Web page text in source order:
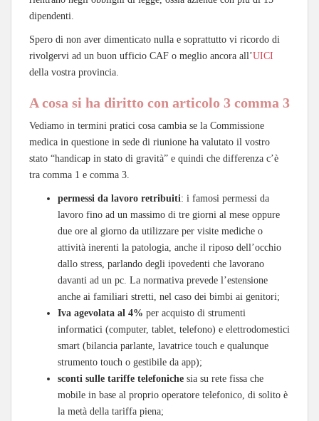
dipendenti.
Spero di non aver dimenticato nulla e soprattutto vi ricordo di
rivolgervi ad un buon ufficio CAF o meglio ancora all’UICI
della vostra provincia.
A cosa si ha diritto con articolo 3 comma 3
Vediamo in termini pratici cosa cambia se la Commissione
medica in questione in sede di riunione ha valutato il vostro
stato “handicap in stato di gravità” e quindi che differenza c’è
tra comma 1 e comma 3.
permessi da lavoro retribuiti: i famosi permessi da
lavoro fino ad un massimo di tre giorni al mese oppure
due ore al giorno da utilizzare per visite mediche o
attività inerenti la patologia, anche il riposo dell’occhio
dallo stress, parlando degli ipovedenti che lavorano
davanti ad un pc. La normativa prevede l’estensione
anche ai familiari stretti, nel caso dei bimbi ai genitori;
Iva agevolata al 4% per acquisto di strumenti
informatici (computer, tablet, telefono) e elettrodomestici
smart (bilancia parlante, lavatrice touch e qualunque
strumento touch o gestibile da app);
sconti sulle tariffe telefoniche sia su rete fissa che
mobile in base al proprio operatore telefonico, di solito è
la metà della tariffa piena;